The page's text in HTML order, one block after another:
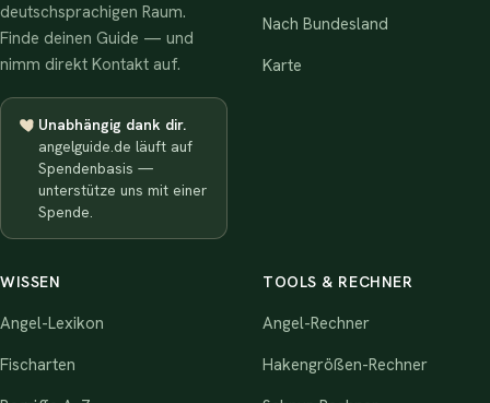
deutschsprachigen Raum.
Finde deinen Guide — und
nimm direkt Kontakt auf.
Unabhängig dank dir.
angelguide.de läuft auf
Spendenbasis —
unterstütze uns mit einer
Spende.
Nach Bundesland
Karte
WISSEN
Angel-Lexikon
Fischarten
TOOLS & RECHNER
Angel-Rechner
Hakengrößen-Rechner